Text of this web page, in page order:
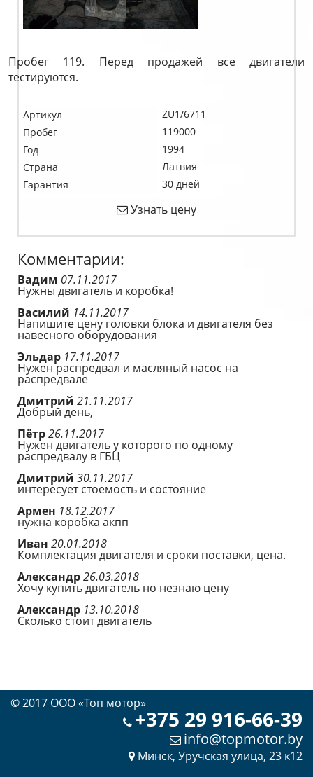
Пробег 119. Перед продажей все двигатели
тестируются.
Артикул
ZU1/6711
Пробег
119000
Год
1994
Страна
Латвия
Гарантия
30 дней
Узнать цену
Комментарии:
Вадим 07.11.2017
Нужны двигатель и коробка!
Василий 14.11.2017
Напишите цену головки блока и двигателя без
навесного оборудования
Эльдар 17.11.2017
Нужен распредвал и масляный насос на
распредвале
Дмитрий 21.11.2017
Добрый день,
Пётр26.11.2017
Нужен двигатель у которого по одному
распредвалу в ГБЦ
Дмитрий 30.11.2017
интересует стоемость и состояние
Армен 18.12.2017
нужна коробка акпп
Иван 20.01.2018
Комплектация двигателя и сроки поставки, цена.
Александр26.03.2018
Хочу купить двигатель но незнаю цену
Александр 13.10.2018
Сколько стоит двигатель
© 2017 OOO «Топ мотор»
+375 29 916-66-39
info@topmotor.by
Минск, Уручская улица, 23 к12